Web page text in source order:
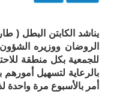
يناشد الكابتن البطل (
الروضان ووزيره
للجمعية بكل منطقة
بالرعاية لتسهيل أمورهم
أمر بالأسبوع مرة واحدة